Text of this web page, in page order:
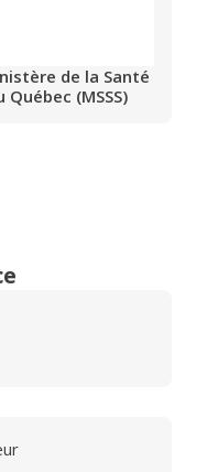
de la Santé
(MSSS)